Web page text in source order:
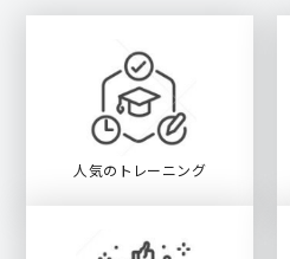
人気のトレーニング